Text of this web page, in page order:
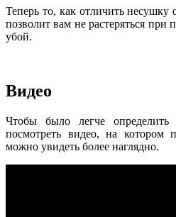
Теперь то, как отличить
позволит вам не растеряться
убой.
Видео
Чтобы было легче определить
посмотреть видео, на котором
можно увидеть более наглядно.